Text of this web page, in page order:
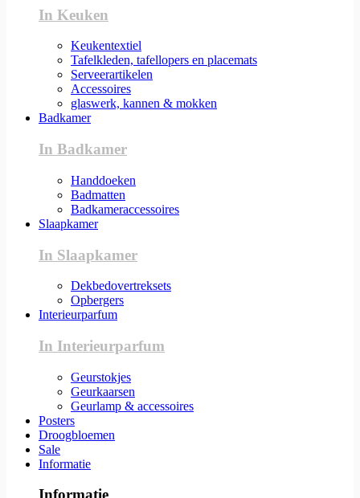
In Keuken
Keukentextiel
Tafelkleden, tafellopers en placemats
Serveerartikelen
Accessoires
glaswerk, kannen & mokken
Badkamer
In Badkamer
Handdoeken
Badmatten
Badkameraccessoires
Slaapkamer
In Slaapkamer
Dekbedovertreksets
Opbergers
Interieurparfum
In Interieurparfum
Geurstokjes
Geurkaarsen
Geurlamp & accessoires
Posters
Droogbloemen
Sale
Informatie